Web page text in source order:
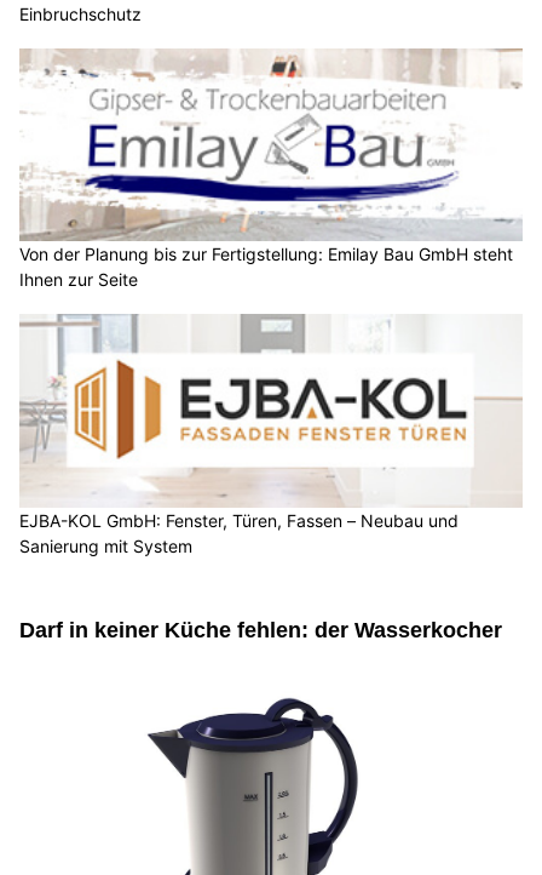
Einbruchschutz
Von der Planung bis zur Fertigstellung: Emilay Bau GmbH steht
Ihnen zur Seite
EJBA-KOL GmbH: Fenster, Türen, Fassen – Neubau und
Sanierung mit System
Darf in keiner Küche fehlen: der Wasserkocher